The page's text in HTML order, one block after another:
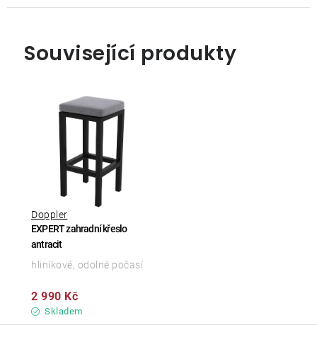
Související produkty
EXPERT zahradní křeslo
antracit
Doppler
Skladem
2 990 Kč
hliníkové, odolné počasí